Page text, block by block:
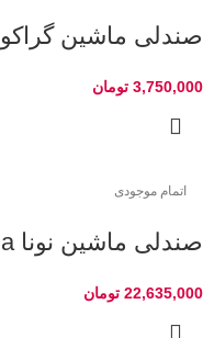
صندلی ماشین گراکو Graco مدل جونیر junior
3,750,000 تومان
اتمام موجودی
صندلی ماشین نونا Nuna مدل MYTI
22,635,000 تومان